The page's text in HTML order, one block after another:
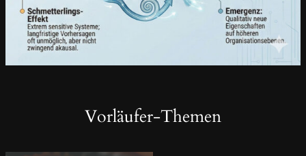
Vorläufer-Themen